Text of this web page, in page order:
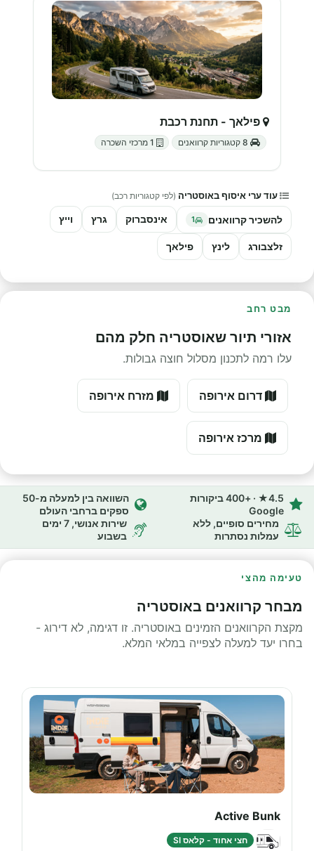
פילאך - תחנת רכבת
עוד ערי איסוף באוסטריה (לפי קטגוריות רכב)
להשכיר קרוואנים 1 אינסברוק גרץ וייץ
זלצבורג לינץ פילאך
מבט רחב
אזורי תיור שאוסטריה חלק מהם
עלו רמה לתכנון מסלול חוצה גבולות.
דרום אירופה מזרח אירופה
מרכז אירופה
4.5★ · +400 ביקורות
Google
השוואה בין למעלה מ-50
ספקים ברחבי העולם
מחירים סופיים, ללא
עמלות נסתרות
שירות אנושי, 7 ימים
בשבוע
טעימה מהצי
מבחר קרוואנים באוסטריה
מקצת הקרוואנים הזמינים באוסטריה. זו דגימה, לא דירוג -
בחרו יעד למעלה לצפייה במלאי המלא.
Active Bunk
חצי אחוד - קלאס SI